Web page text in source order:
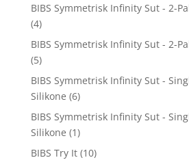
BIBS Symmetrisk Infinity Sut - 2-
(4)
BIBS Symmetrisk Infinity Sut - 2-
(5)
BIBS Symmetrisk Infinity Sut -
Silikone (6)
BIBS Symmetrisk Infinity Sut -
Silikone (1)
BIBS Try It (10)